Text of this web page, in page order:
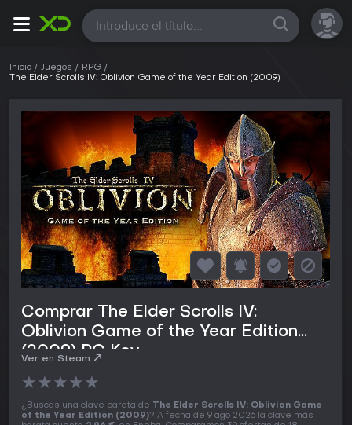
Todas
Inicio Juegos
RPG
The Elder Scrolls IV: Oblivion Game of the Year Edition (2009)
Comprar The Elder Scrolls IV:
Oblivion Game of the Year Edition
(2009) PC Key
Ver en Steam
★★★★★
¿Buscas una clave barata de The Elder Scrolls IV: Oblivion Game
of the Year Edition (2009)? A fecha de 9 ago 2026 la clave más